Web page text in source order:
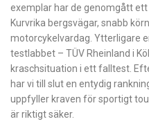
exemplar har de genomgått
Kurvrika bergsvägar, snabb
motorcykel­vardag. Ytterligare
testlabbet – TÜV Rheinland i
kraschsituation i ett falltest.
har vi till slut en entydig
uppfyller kraven för sportigt
är riktigt säker.